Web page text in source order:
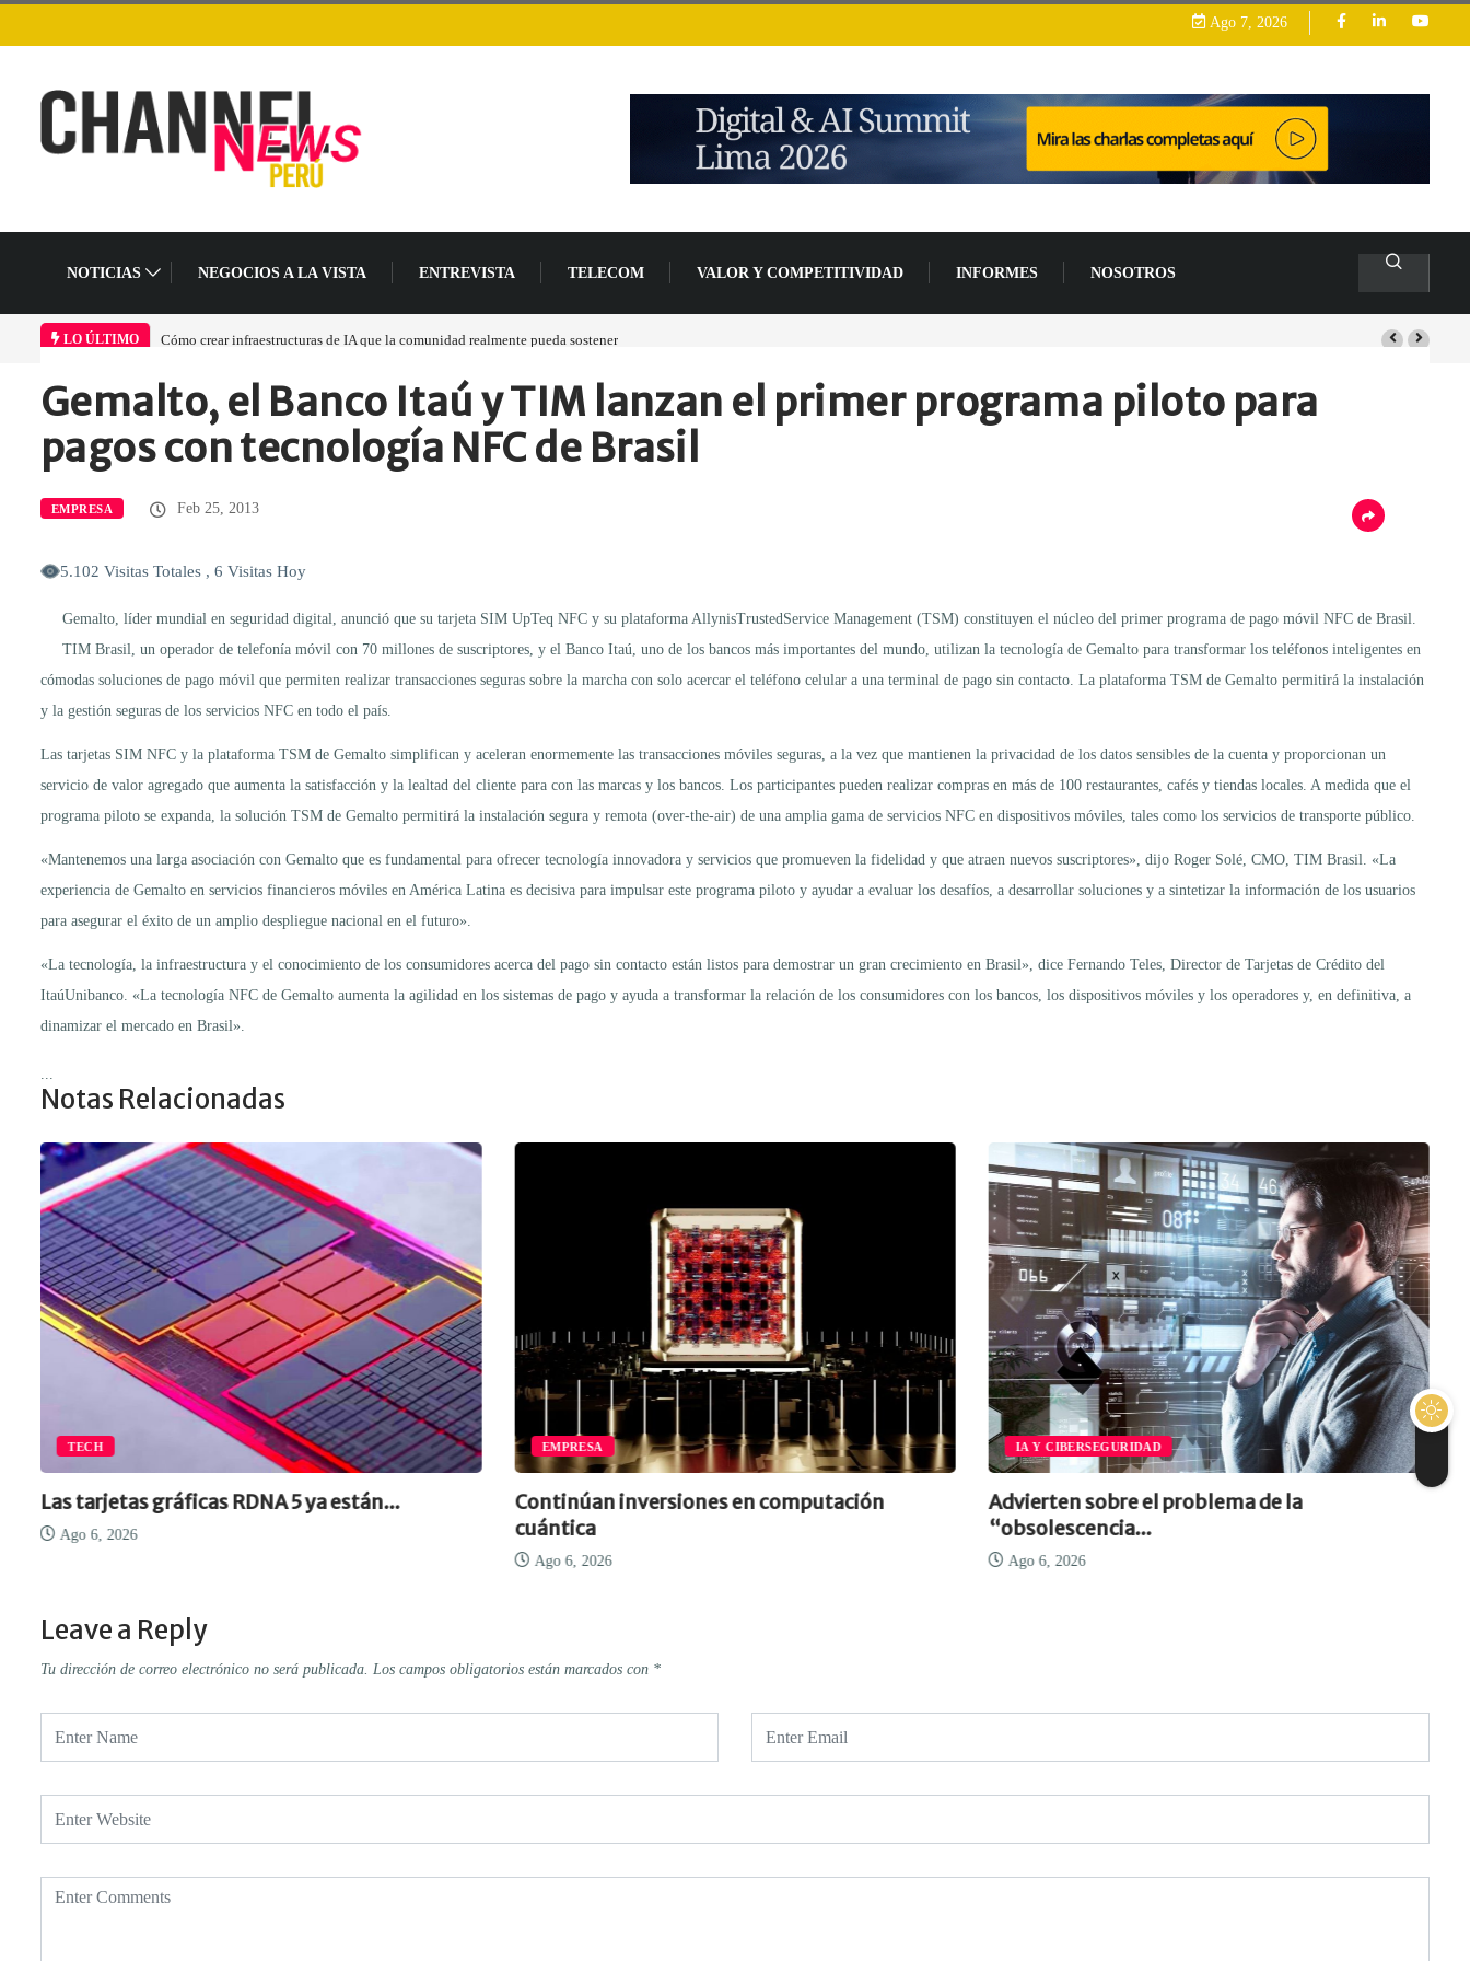
Ago 7, 2026
NOTICIAS NEGOCIOS A LA VISTA ENTREVISTA TELECOM VALOR Y COMPETITIVIDAD INFORMES NOSOTROS
LO ÚLTIMO Cómo crear infraestructuras de IA que la comunidad realmente pueda sostener
Home Empresa Gemalto, el Banco…
Gemalto, el Banco Itaú y TIM lanzan el primer programa piloto para
pagos con tecnología NFC de Brasil
EMPRESA Feb 25, 2013
5.102 Visitas Totales , 6 Visitas Hoy
Gemalto, líder mundial en seguridad digital, anunció que su tarjeta SIM UpTeq NFC y su plataforma AllynisTrustedService Management (TSM) constituyen el núcleo del primer programa de pago móvil NFC de Brasil.
TIM Brasil, un operador de telefonía móvil con 70 millones de suscriptores, y el Banco Itaú, uno de los bancos más importantes del mundo, utilizan la tecnología de Gemalto para transformar los teléfonos inteligentes en
cómodas soluciones de pago móvil que permiten realizar transacciones seguras sobre la marcha con solo acercar el teléfono celular a una terminal de pago sin contacto. La plataforma TSM de Gemalto permitirá la instalación
y la gestión seguras de los servicios NFC en todo el país.
Las tarjetas SIM NFC y la plataforma TSM de Gemalto simplifican y aceleran enormemente las transacciones móviles seguras, a la vez que mantienen la privacidad de los datos sensibles de la cuenta y proporcionan un
servicio de valor agregado que aumenta la satisfacción y la lealtad del cliente para con las marcas y los bancos. Los participantes pueden realizar compras en más de 100 restaurantes, cafés y tiendas locales. A medida que el
programa piloto se expanda, la solución TSM de Gemalto permitirá la instalación segura y remota (over-the-air) de una amplia gama de servicios NFC en dispositivos móviles, tales como los servicios de transporte público.
«Mantenemos una larga asociación con Gemalto que es fundamental para ofrecer tecnología innovadora y servicios que promueven la fidelidad y que atraen nuevos suscriptores», dijo Roger Solé, CMO, TIM Brasil. «La
experiencia de Gemalto en servicios financieros móviles en América Latina es decisiva para impulsar este programa piloto y ayudar a evaluar los desafíos, a desarrollar soluciones y a sintetizar la información de los usuarios
para asegurar el éxito de un amplio despliegue nacional en el futuro».
«La tecnología, la infraestructura y el conocimiento de los consumidores acerca del pago sin contacto están listos para demostrar un gran crecimiento en Brasil», dice Fernando Teles, Director de Tarjetas de Crédito del
ItaúUnibanco. «La tecnología NFC de Gemalto aumenta la agilidad en los sistemas de pago y ayuda a transformar la relación de los consumidores con los bancos, los dispositivos móviles y los operadores y, en definitiva, a
dinamizar el mercado en Brasil».
Notas Relacionadas
TECH
Las tarjetas gráficas RDNA 5 ya están...
Ago 6, 2026
EMPRESA
Continúan inversiones en computación
cuántica
Ago 6, 2026
IA Y CIBERSEGURIDAD
Advierten sobre el problema de la
“obsolescencia...
Ago 6, 2026
Leave a Reply
Tu dirección de correo electrónico no será publicada. Los campos obligatorios están marcados con *